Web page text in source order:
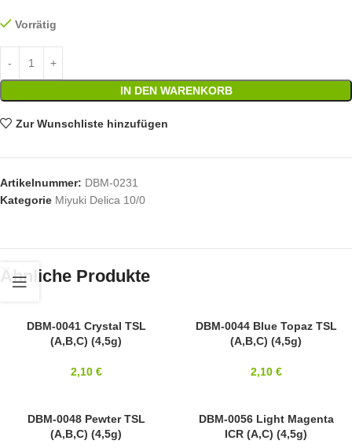
Vorrätig
IN DEN WARENKORB
Zur Wunschliste hinzufügen
Artikelnummer: DBM-0231
Kategorie Miyuki Delica 10/0
Ähnliche Produkte
DBM-0041 Crystal TSL
(A,B,C) (4,5g)
2,10 €
10/0DBM-0044 Blue Topaz TSL
(A,B,C) (4,5g)
2,10 €
DBM-0048 Pewter TSL
(A,B,C) (4,5g)
10/0DBM-0056 Light Magenta
ICR (A,C) (4,5g)